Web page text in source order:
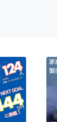
Good